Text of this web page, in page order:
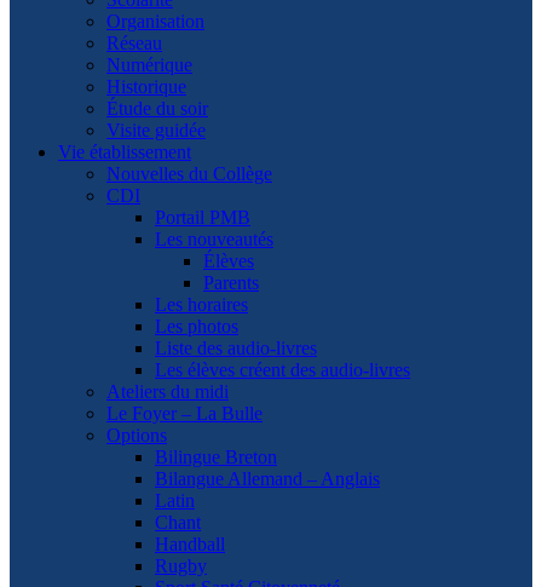
Organisation
Réseau
Numérique
Historique
Étude du soir
Visite guidée
Vie établissement
Nouvelles du Collège
CDI
Portail PMB
Les nouveautés
Élèves
Parents
Les horaires
Les photos
Liste des audio-livres
Les élèves créent des audio-livres
Ateliers du midi
Le Foyer – La Bulle
Options
Bilingue Breton
Bilangue Allemand – Anglais
Latin
Chant
Handball
Rugby